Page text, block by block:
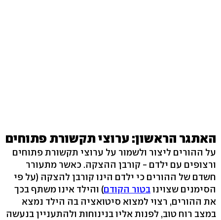
האתגר הראשון: ערוצי תקשורת פתוחים
על ההורים ליצור ולשמור על ערוצי תקשורת פתוחים
ורצופים עם ילדם - קורבן ההצקה. כאשר מתעורר
חשדם של ההורים כי ילדם הינו קורבן להצקה (על פי
הסימנים שצוינובטור הקודם) והילד אינו משתף בכך
את ההורים, רצוי למצוא סיטואציה בה הילד נמצא
במצב רוח טוב, לפנות אליו בנינוחות ולהתעניין בנעשה